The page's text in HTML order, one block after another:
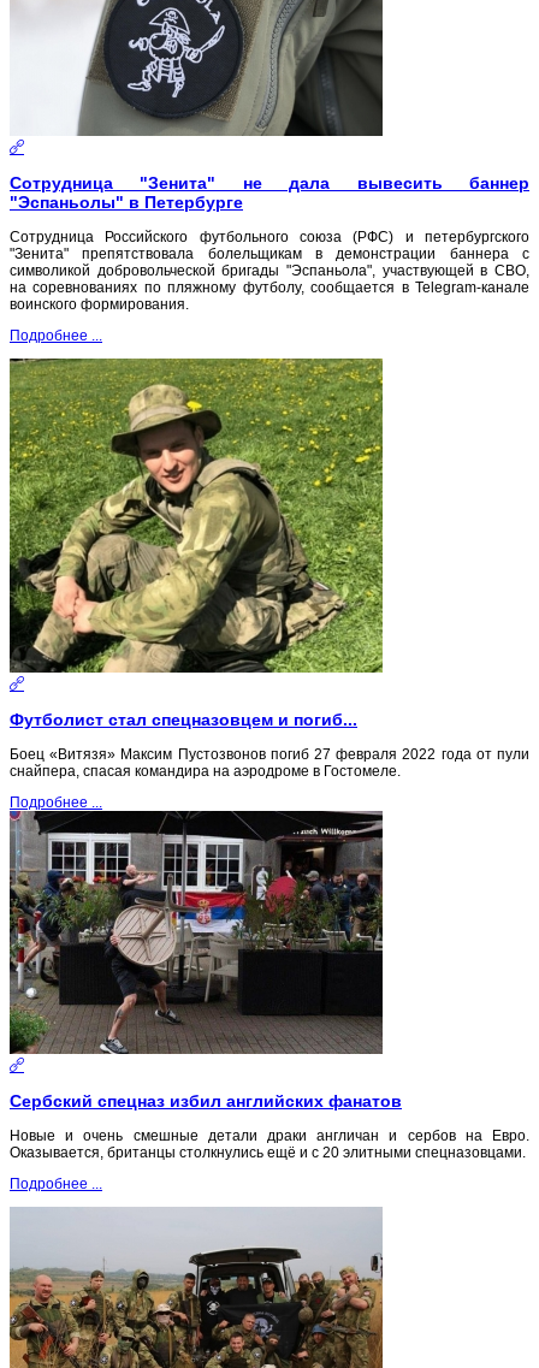
Сотрудница "Зенита" не дала вывесить баннер
"Эспаньолы" в Петербурге
Сотрудница Российского футбольного союза (РФС) и петербургского
"Зенита" препятствовала болельщикам в демонстрации баннера с
символикой добровольческой бригады "Эспаньола", участвующей в СВО,
на соревнованиях по пляжному футболу, сообщается в Telegram-канале
воинского формирования.
Подробнее ...
Футболист стал спецназовцем и погиб...
Боец «Витязя» Максим Пустозвонов погиб 27 февраля 2022 года от пули
снайпера, спасая командира на аэродроме в Гостомеле.
Подробнее ...
Сербский спецназ избил английских фанатов
Новые и очень смешные детали драки англичан и сербов на Евро.
Оказывается, британцы столкнулись ещё и с 20 элитными спецназовцами.
Подробнее ...